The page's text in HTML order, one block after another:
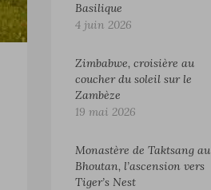
Basilique
4 juin 2026
Zimbabwe, croisière au
coucher du soleil sur le
Zambèze
19 mai 2026
Monastère de Taktsang au
Bhoutan, l’ascension vers
Tiger’s Nest